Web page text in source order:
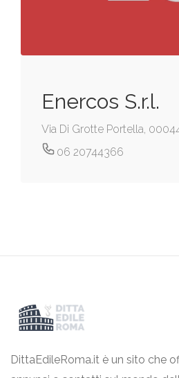
Enercos S.r.l.
Via Di Grotte Portella,
06 20744366
DittaEdileRoma.it è un sito che